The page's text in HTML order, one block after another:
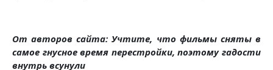
От авторов сайта: Учтите, что фильмы сняты в
самое гнусное время перестройки, поэтому гадости
внутрь всунули